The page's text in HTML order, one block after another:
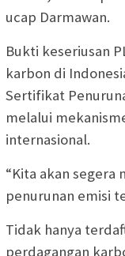
ucap Darmawan.
Bukti keseriusan
karbon di
Sertifikat
melalui
internasional.
“Kita akan segera
penurunan emisi
Tidak hanya
perdagangan